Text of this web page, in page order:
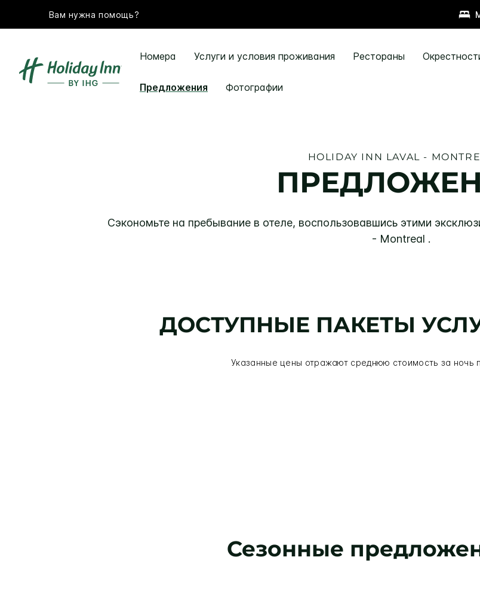
Вам нужна помощь?
Номера Услуги и условия проживания Рестораны
Предложения Фотографии
HOLIDAY INN LAVAL -
Сэкономьте на пребывание в отеле, воспользовавшись этими
- Montreal .
ДОСТУПНЫЕ ПАКЕТЫ
Указанные цены отражают среднюю стоимость за ночь
Сезонные